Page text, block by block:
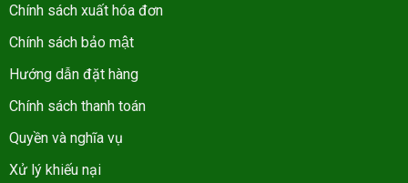
Chính sách xuất hóa đơn
Chính sách bảo mật
Hướng dẫn đặt hàng
Chính sách thanh toán
Quyền và nghĩa vụ
Xử lý khiếu nại